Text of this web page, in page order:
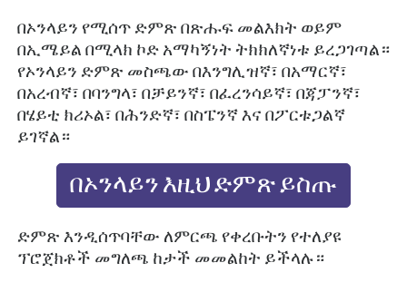
በኦንላይን የሚሰጥ ድምጽ በጽሑፍ መልእክት ወይም
በኢሜይል በሚላክ ኮድ አማካኝነት ትክክለኛነቱ ይረጋገጣል።
የኦንላይን ድምጽ መስጫው በእንግሊዝኛ፣ በአማርኛ፣
በአረብኛ፣ በባንግላ፣ በቻይንኛ፣ በፈረንሳይኛ፣ በጃፓንኛ፣
በሄይቲ ክሪኦል፣ በሕንድኛ፣ በስፔንኛእና በፖርቱጋልኛ
ይገኛል።
በኦንላይን እዚህ ድምጽ ይስጡ
ድምጽ እንዲሰጥባቸው ለምርጫ የቀረቡትን የተለያዩ
ፕሮጀክቶች መግለጫ ከታች መመልከት ይችላሉ።